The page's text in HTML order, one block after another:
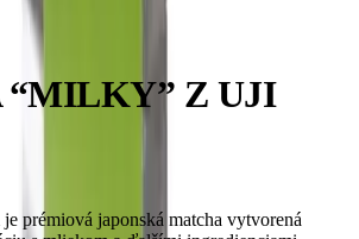
Z UJI
prémiová japonská matcha vytvorená